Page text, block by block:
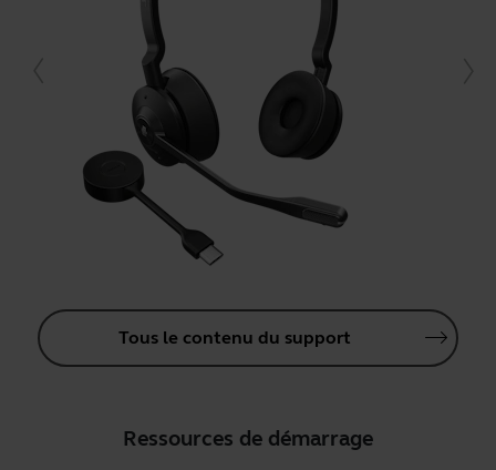
Tous le contenu du support
Ressources de démarrage